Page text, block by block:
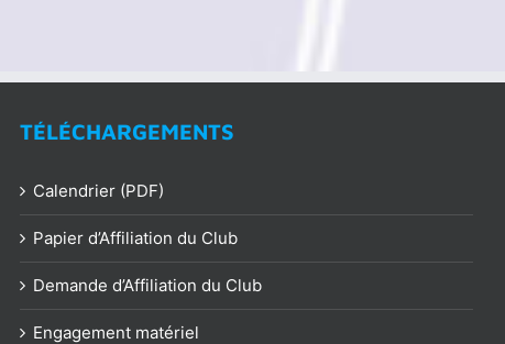
TÉLÉCHARGEMENTS
Calendrier (PDF)
Papier d’Affiliation du Club
Demande d’Affiliation du Club
Engagement matériel